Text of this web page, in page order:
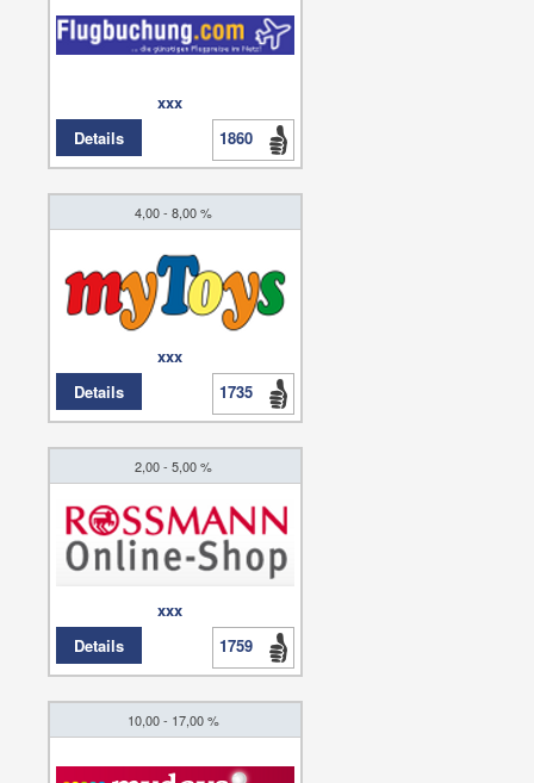
xxx
Details
1860
4,00 - 8,00 %
xxx
Details
1735
2,00 - 5,00 %
xxx
Details
1759
10,00 - 17,00 %